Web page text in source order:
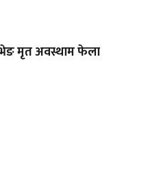
मृत अवस्थाम फेला